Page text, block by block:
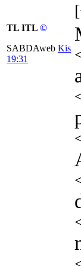
TL ITL ©
SABDAweb Kis
19:31